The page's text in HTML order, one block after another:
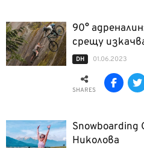
90°
срещу
DH 01.06.2023
SHARES
Snowboarding
Николова